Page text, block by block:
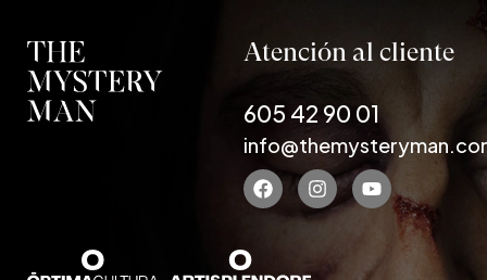
Atención al cliente
605 42 90 01